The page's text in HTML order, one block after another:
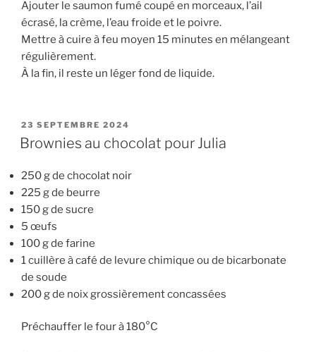
Ajouter le saumon fumé coupé en morceaux, l’ail
écrasé, la crème, l’eau froide et le poivre.
Mettre à cuire à feu moyen 15 minutes en mélangeant
régulièrement.
À la fin, il reste un léger fond de liquide.
PUBLIÉ
LE
23 SEPTEMBRE 2024
Brownies au chocolat pour Julia
250 g de chocolat noir
225 g de beurre
150 g de sucre
5 œufs
100 g de farine
1 cuillère à café de levure chimique ou de bicarbonate
de soude
200 g de noix grossièrement concassées
Préchauffer le four à 180°C